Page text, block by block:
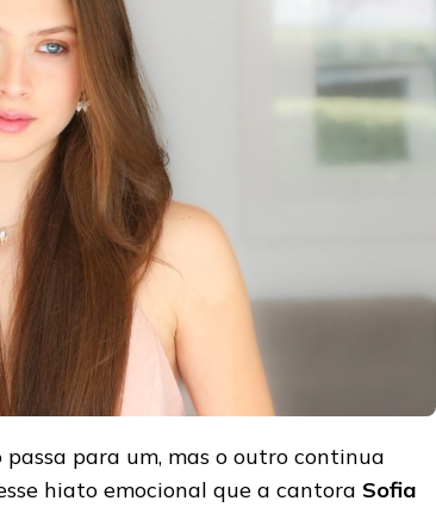
para um, mas o outro continua
hiato emocional que a cantora Sofia